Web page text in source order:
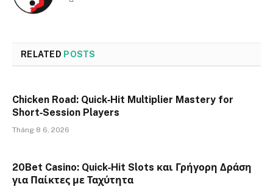
RELATED POSTS
Chicken Road: Quick‑Hit Multiplier Mastery for
Short‑Session Players
Tháng 8 6, 2026
20Bet Casino: Quick‑Hit Slots και Γρήγορη Δράση
για Παίκτες με Ταχύτητα